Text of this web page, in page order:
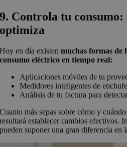
9. Controla tu
optimiza
Hoy en día existenmuchas formas de
consumo eléctrico en tiempo real:
Aplicaciones móviles de tu
Medidores inteligentes de
Análisis de tu factura para
Cuanto más sepas sobre cómo y
resultará establecer cambios efectivos.
pueden suponer una gran diferencia en